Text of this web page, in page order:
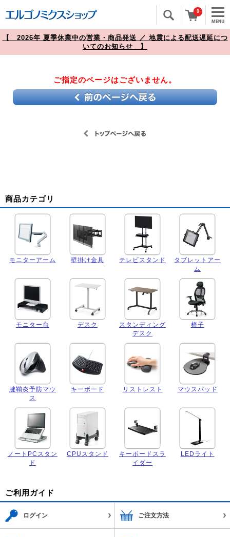
0
【 2026年 夏季休業中の営業・商品発送 ／ 地震による配送遅延につ
いてのお知らせ 】
ご指定のページはございません。
商品カテゴリ
モニターアーム 壁掛け金具 テレビスタンド
タブレットアー
ム
モニター台 デスク
スタンディング
デスク
椅子
腱鞘炎予防マウ
ス
キーボード リストレスト マウスパッド
ノートPCスタン
ド
CPUスタンド
キーボードスラ
イダー
LEDライト
ご利用ガイド
ログイン ご注文方法